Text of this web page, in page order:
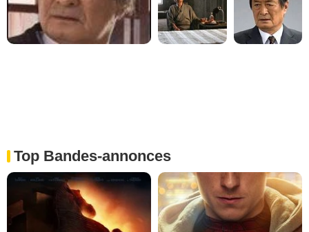
Top Bandes-annonces